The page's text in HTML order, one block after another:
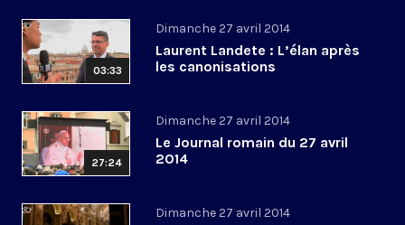
03:33
Dimanche 27 avril 2014
Laurent Landete : L’élan après
les canonisations
27:24
Dimanche 27 avril 2014
Le Journal romain du 27 avril
2014
Dimanche 27 avril 2014